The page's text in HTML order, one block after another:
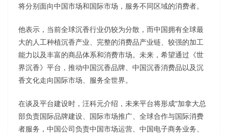
将分别面向中国市场和国际市场，服务不同区域的消费者。
他表示，当前全球沉香行业仍较为分散，而中国拥有全球最
大的人工种植沉香产业、完整的消费品产业链、较强的加工
能力以及丰富的商品体系和消费市场。未来，希望通过《世
界沉香》平台，推动中国沉香品牌、中国沉香消费品以及沉
香文化走向国际市场、服务全世界。
在谈及平台建设时，汪科元介绍，未来平台将形成“加拿大总
部负责国际品牌建设、国际市场推广、全球合作与国际消费
者服务，中国公司负责中国市场运营、中国电子商务业务、